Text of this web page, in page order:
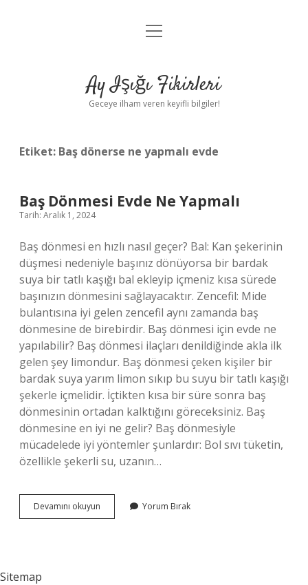
Anasayfa
Yasal Uyarı
menüyü
Ay Işığı Fikirleri
Geceye ilham veren keyifli bilgiler!
Etiket: Baş dönerse ne yapmalı evde
Baş Dönmesi Evde Ne Yapmalı
Tarih: Aralık 1, 2024
Baş dönmesi en hızlı nasıl geçer? Bal: Kan şekerinin
düşmesi nedeniyle başınız dönüyorsa bir bardak
suya bir tatlı kaşığı bal ekleyip içmeniz kısa sürede
başınızın dönmesini sağlayacaktır. Zencefil: Mide
bulantısına iyi gelen zencefil aynı zamanda baş
dönmesine de birebirdir. Baş dönmesi için evde ne
yapılabilir? Baş dönmesi ilaçları denildiğinde akla ilk
gelen şey limondur. Baş dönmesi çeken kişiler bir
bardak suya yarım limon sıkıp bu suyu bir tatlı kaşığı
şekerle içmelidir. İçtikten kısa bir süre sonra baş
dönmesinin ortadan kalktığını göreceksiniz. Baş
dönmesine en iyi ne gelir? Baş dönmesiyle
mücadelede iyi yöntemler şunlardır: Bol sıvı tüketin,
özellikle şekerli su, uzanın…
Devamını okuyun
Dönmesi
Yorum Bırak
Sitemap